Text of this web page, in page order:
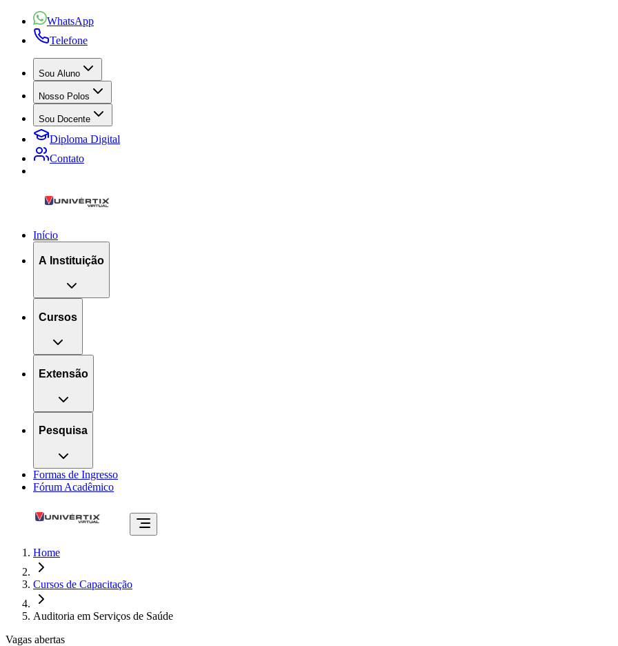
WhatsApp
Telefone
Sou Aluno
Nosso Polos
Sou Docente
Diploma Digital
Contato
Início
A Instituição
Cursos
Extensão
Pesquisa
Formas de Ingresso
Fórum Acadêmico
Home
Cursos de Capacitação
Auditoria em Serviços de Saúde
Vagas abertas